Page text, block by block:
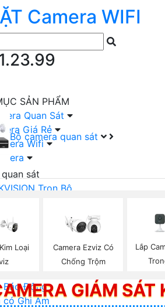
Camera WIFI
SẢN PHẨM
Bộ camera quan sát
sát
Trọn Bộ
Trọn Bộ
Rẻ Trọn Bộ
Nên Dùng
Có Màu Ban Đêm
Báo Động
có Ghi Âm
Quan Sát
Giá Rẻ
Wifi
Loại
Camera Ezviz Có
Chống Trộm
Lắp
GIÁM SÁT